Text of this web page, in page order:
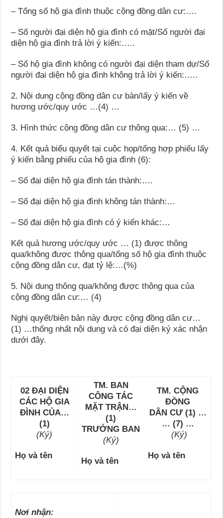
– Tổng số hộ gia đình thuộc cộng đồng dân cư:….
– Số người đại diện hộ gia đình có mặt/Số người đại
diện hộ gia đình trả lời ý kiến:…..
– Số hộ gia đình không có người đại diện tham dự/Số
người đại diện hộ gia đình không trả lời ý kiến:…..
2. Nội dung cộng đồng dân cư bàn/lấy ý kiến về
hương ước/quy ước …(4) …
3. Hình thức cộng đồng dân cư thông qua:… (5) …
4. Kết quả biểu quyết tại cuộc họp/tổng hợp phiếu lấy
ý kiến bằng phiếu của hộ gia đình (6):
– Số đại diện hộ gia đình tán thành:….
– Số đại diện hộ gia đình không tán thành:…
– Số đại diện hộ gia đình có ý kiến khác:…
Kết quả hương ước/quy ước … (1) được thông
qua/không được thông qua/tổng số hộ gia đình thuộc
cộng đồng dân cư, đạt tỷ lệ:…(%)
5. Nội dung thông qua/không được thông qua của
cộng đồng dân cư:… (4)
Nghị quyết/biên bản này được cộng đồng dân cư…
(1) …thống nhất nội dung và có đại diện ký xác nhận
dưới đây.
02 ĐẠI DIỆN
CÁC HỘ GIA
ĐÌNH CỦA…
(1)
(Ký)
Họ và tên
TM. BAN
CÔNG TÁC
MẶT TRẬN…
(1)
TRƯỞNG BAN
(Ký)
Họ và tên
TM. CỘNG
ĐỒNG
DÂN CƯ (1) …
… (7) …
(Ký)
Họ và tên
Nơi nhận: